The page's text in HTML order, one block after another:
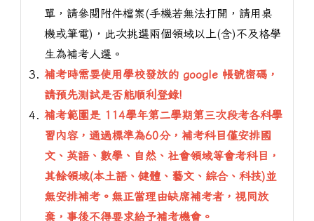
單，請參閱附件檔案(手機若無法打開，請用桌
機或筆電)，此次挑選兩個領域以上(含)不及格學
生為補考人選。
補考時需要使用學校發放的 google 帳號密碼，
請預先測試是否能順利登錄!
補考範圍是 114學年第二學期第三次段考各科學
習內容，通過標準為60分，補考科目僅安排國
文、英語、數學、自然、社會領域等會考科目，
其餘領域(本土語、健體、藝文、綜合、科技)並
無安排補考。無正當理由缺席補考者，視同放
棄，事後不得要求給予補考機會。